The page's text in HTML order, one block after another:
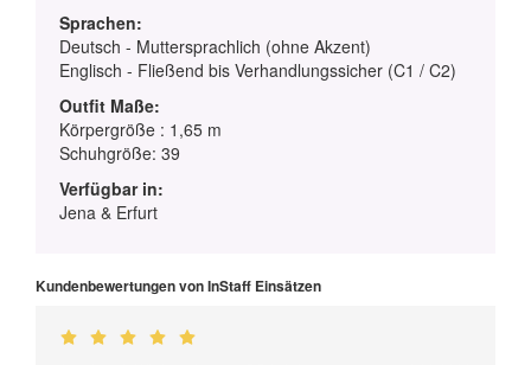
Sprachen:
Deutsch - Muttersprachlich (ohne Akzent)
Englisch - Fließend bis Verhandlungssicher (C1 / C2)
Outfit Maße:
Körpergröße : 1,65 m
Schuhgröße: 39
Verfügbar in:
Jena & Erfurt
Kundenbewertungen von InStaff Einsätzen